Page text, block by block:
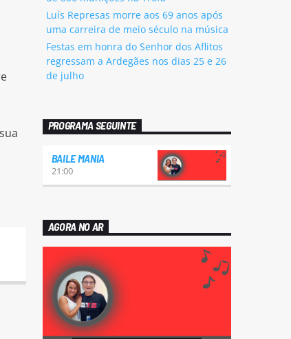
Luís Represas morre aos 69 anos após
uma carreira de meio século na música
Festas em honra do Senhor dos Aflitos
regressam a Ardegães nos dias 25 e 26
de julho
PROGRAMA SEGUINTE
BAILE MANIA
21:00
AGORA NO AR